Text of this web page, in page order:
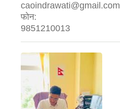
caoindrawati@gmail.com
फोन:
9851210013